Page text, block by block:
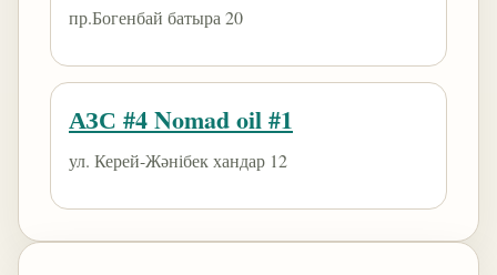
пр.Богенбай батыра 20
АЗС #4 Nomad oil #1
ул. Керей-Жәнібек хандар 12